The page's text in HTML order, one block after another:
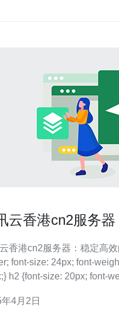
云香港cn2服务
香港cn2服务器：稳定高效的选择 h1
font-size: 24px; font-
top:
4月2日